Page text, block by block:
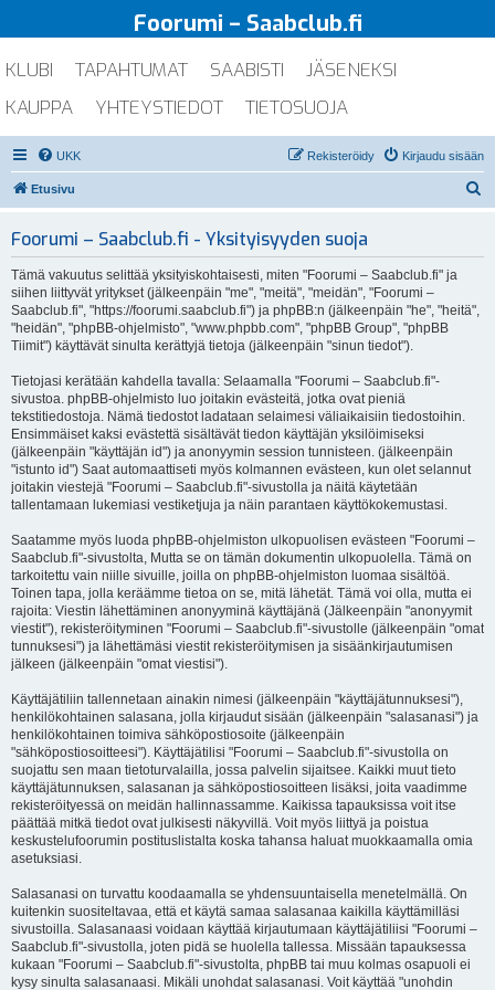
Foorumi – Saabclub.fi
KLUBI TAPAHTUMAT SAABISTI
JÄSENEKSI
KAUPPA
YHTEYSTIEDOT TIETOSUOJA
UKK Kirjaudu sisään
Rekisteröidy
Etusivu
Foorumi – Saabclub.fi - Yksityisyyden suoja
Tämä vakuutus selittää yksityiskohtaisesti, miten "Foorumi – Saabclub.fi" ja
siihen liittyvät yritykset (jälkeenpäin "me", "meitä", "meidän", "Foorumi –
Saabclub.fi", "https://foorumi.saabclub.fi") ja phpBB:n (jälkeenpäin "he", "heitä",
"heidän", "phpBB-ohjelmisto", "www.phpbb.com", "phpBB Group", "phpBB
Tiimit") käyttävät sinulta kerättyjä tietoja (jälkeenpäin "sinun tiedot").
Tietojasi kerätään kahdella tavalla: Selaamalla "Foorumi – Saabclub.fi"-
sivustoa. phpBB-ohjelmisto luo joitakin evästeitä, jotka ovat pieniä
tekstitiedostoja. Nämä tiedostot ladataan selaimesi väliaikaisiin tiedostoihin.
Ensimmäiset kaksi evästettä sisältävät tiedon käyttäjän yksilöimiseksi
(jälkeenpäin "käyttäjän id") ja anonyymin session tunnisteen. (jälkeenpäin
"istunto id") Saat automaattiseti myös kolmannen evästeen, kun olet selannut
joitakin viestejä "Foorumi – Saabclub.fi"-sivustolla ja näitä käytetään
tallentamaan lukemiasi vestiketjuja ja näin parantaen käyttökokemustasi.
Saatamme myös luoda phpBB-ohjelmiston ulkopuolisen evästeen "Foorumi –
Saabclub.fi"-sivustolta, Mutta se on tämän dokumentin ulkopuolella. Tämä on
tarkoitettu vain niille sivuille, joilla on phpBB-ohjelmiston luomaa sisältöä.
Toinen tapa, jolla keräämme tietoa on se, mitä lähetät. Tämä voi olla, mutta ei
rajoita: Viestin lähettäminen anonyyminä käyttäjänä (Jälkeenpäin "anonyymit
viestit"), rekisteröityminen "Foorumi – Saabclub.fi"-sivustolle (jälkeenpäin "omat
tunnuksesi") ja lähettämäsi viestit rekisteröitymisen ja sisäänkirjautumisen
jälkeen (jälkeenpäin "omat viestisi").
Käyttäjätiliin tallennetaan ainakin nimesi (jälkeenpäin "käyttäjätunnuksesi"),
henkilökohtainen salasana, jolla kirjaudut sisään (jälkeenpäin "salasanasi") ja
henkilökohtainen toimiva sähköpostiosoite (jälkeenpäin
"sähköpostiosoitteesi"). Käyttäjätilisi "Foorumi – Saabclub.fi"-sivustolla on
suojattu sen maan tietoturvalailla, jossa palvelin sijaitsee. Kaikki muut tieto
käyttäjätunnuksen, salasanan ja sähköpostiosoitteen lisäksi, joita vaadimme
rekisteröityessä on meidän hallinnassamme. Kaikissa tapauksissa voit itse
päättää mitkä tiedot ovat julkisesti näkyvillä. Voit myös liittyä ja poistua
keskustelufoorumin postituslistalta koska tahansa haluat muokkaamalla omia
asetuksiasi.
Salasanasi on turvattu koodaamalla se yhdensuuntaisella menetelmällä. On
kuitenkin suositeltavaa, että et käytä samaa salasanaa kaikilla käyttämilläsi
sivustoilla. Salasanaasi voidaan käyttää kirjautumaan käyttäjätiliisi "Foorumi –
Saabclub.fi"-sivustolla, joten pidä se huolella tallessa. Missään tapauksessa
kukaan "Foorumi – Saabclub.fi"-sivustolta, phpBB tai muu kolmas osapuoli ei
kysy sinulta salasanaasi. Mikäli unohdat salasanasi. Voit käyttää "unohdin